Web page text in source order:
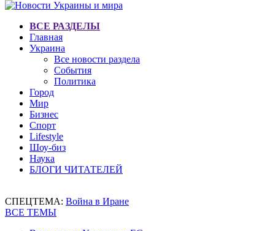
ВСЕ РАЗДЕЛЫ
Главная
Украина
Все новости раздела
События
Политика
Город
Мир
Бизнес
Спорт
Lifestyle
Шоу-биз
Наука
БЛОГИ ЧИТАТЕЛЕЙ
СПЕЦТЕМА: Война в Иране
ВСЕ ТЕМЫ